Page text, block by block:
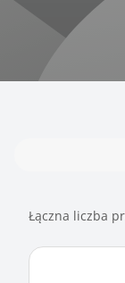
Łączna liczba